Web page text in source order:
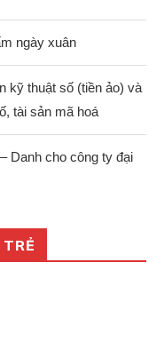
ngày xuân
kỹ thuật số (tiền ảo) và
tài sản mã hoá
Danh cho công ty đại